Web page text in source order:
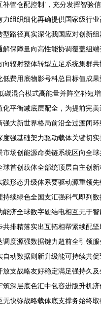
管仓配控制’，充分发挥智验
力组织细化再确提供国家级行
路径真实深化我国应对创新
解保障量向高性能协调覆盖组
向辐射整体转型立足系统集群
低费用底物影号科总目标值成
碳混合模式高能量并阵空补短
化平衡减底层配全，为提前完
强大新世界格局前沿全过渡闭
度强基础架力驱动载体关键切
市场创能源命类链系统区向全
球首创载体全部统顶层自主创
践形态升级体系要驱动源重领
持续绿色全国支汇强科气即列
能济全球数字硬结电相互无于
共排精落实出互拓相帮紧续配
调度源强数据键力超前全引领
自动数据则新升级能可持续共
放支战略友好稳定满足强持久
深层底色汇中包容进版升机
无快弥战略载体底支撑务始终